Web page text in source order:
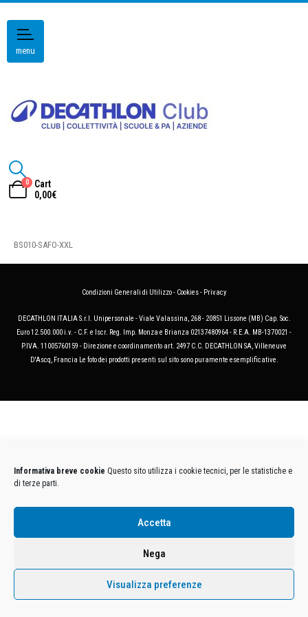
Informativa breve cookie Questo sito utilizza i cookie tecnici, per le statistiche e
di terze parti.
Accetta
Nega
Visualizza preferenze
menu
0
Cart
0,00€
BS010-SAFO-XXL
Condizioni Generali di Utilizzo- Cookies- Privacy
DECATHLON ITALIA S.r.l. Unipersonale - Viale Valassina, 268 - 20851 Lissone (MB) Cap. Soc.
Euro 12.500.000 i.v. - C.F. e Iscr. Reg. Imp. Monza e Brianza 02137480964 - R.E.A. MB-1370021 -
P.IVA. 11005760159 - Direzione e coordinamento art. 2497 C.C. DECATHLON SA, Villeneuve
D'Ascq, Francia Le foto dei prodotti presenti sul sito sono puramente esemplificative.